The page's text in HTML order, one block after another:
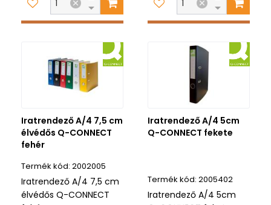
Iratrendező A/4 7,5 cm
élvédős Q-CONNECT
fehér
2002005
Iratrendező A/4 7,5 cm
élvédős Q-CONNECT
Iratrendező A/4 5cm
Q-CONNECT fekete
2005402
Iratrendező A/4 5cm